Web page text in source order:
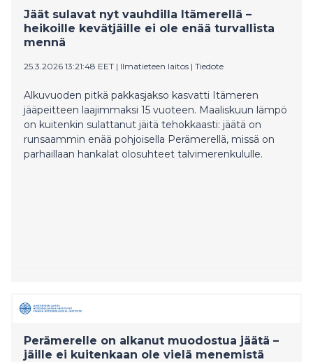
Jäät sulavat nyt vauhdilla Itämerellä –
heikoille kevätjäille ei ole enää turvallista
mennä
25.3.2026 13:21:48 EET | Ilmatieteen laitos | Tiedote
Alkuvuoden pitkä pakkasjakso kasvatti Itämeren
jääpeitteen laajimmaksi 15 vuoteen. Maaliskuun lämpö
on kuitenkin sulattanut jäitä tehokkaasti: jäätä on
runsaammin enää pohjoisella Perämerellä, missä on
parhaillaan hankalat olosuhteet talvimerenkululle.
Perämerelle on alkanut muodostua jäätä –
jäille ei kuitenkaan ole vielä menemistä